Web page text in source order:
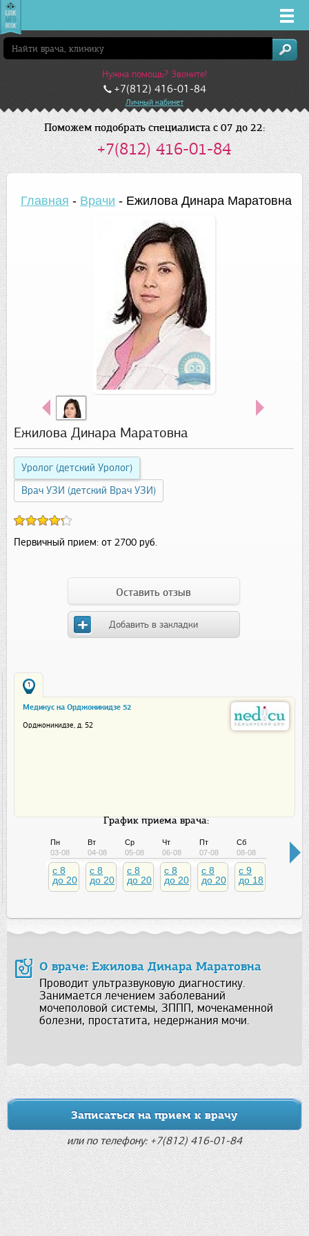
Врачи
Клиники
Заболевания
Лекарства
Акции
Нужна помощь? Звоните!
+7(812) 416-01-84
Личный кабинет
Поможем подобрать специалиста с 07 до 22:
+7(812) 416-01-84
Главная - Врачи - Ежилова Динара Маратовна
Ежилова Динара Маратовна
Уролог (детский Уролог)
Врач УЗИ (детский Врач УЗИ)
Первичный прием: от 2700 руб.
Оставить отзыв
Добавить в закладки
1
Медикус на Орджоникидзе 52
Орджоникидзе, д. 52
График приема врача:
Пн
03-08
c 8
до 20
Вт
04-08
c 8
до 20
Ср
05-08
c 8
до 20
Чт
06-08
c 8
до 20
Пт
07-08
c 8
до 20
Сб
08-08
c 9
до 18
О враче: Ежилова Динара Маратовна
Проводит ультразвуковую диагностику.
Занимается лечением заболеваний
мочеполовой системы, ЗППП, мочекаменной
болезни, простатита, недержания мочи.
Записаться на прием к врачу
или по телефону: +7(812) 416-01-84